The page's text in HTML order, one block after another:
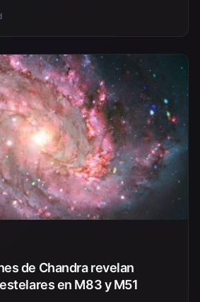
de Chandra revelan
en M83 y M51